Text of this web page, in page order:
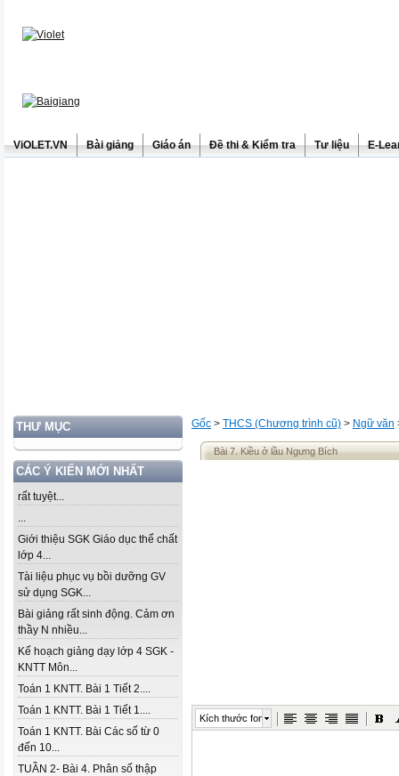
ViOLET.VN Bài giảng Giáo án Đề thi & Kiểm tra Tư liệu E-
THƯ MỤC
CÁC Ý KIẾN MỚI NHẤT
rất tuyệt...
...
Giới thiệu SGK Giáo dục thể chất
lớp 4...
Tài liệu phục vụ bồi dưỡng GV
sử dụng SGK...
Bài giảng rất sinh động. Cảm ơn
thầy N nhiều...
Kế hoạch giảng dạy lớp 4 SGK -
KNTT Môn...
Toán 1 KNTT. Bài 1 Tiết 2....
Toán 1 KNTT. Bài 1 Tiết 1....
Toán 1 KNTT. Bài Các số từ 0
đến 10...
TUẦN 2- Bài 4. Phân số thập
Gốc > THCS (Chương trình cũ) > Ngữ văn
Bài 7. Kiều ở lầu Ngưng Bích
Kích thước font